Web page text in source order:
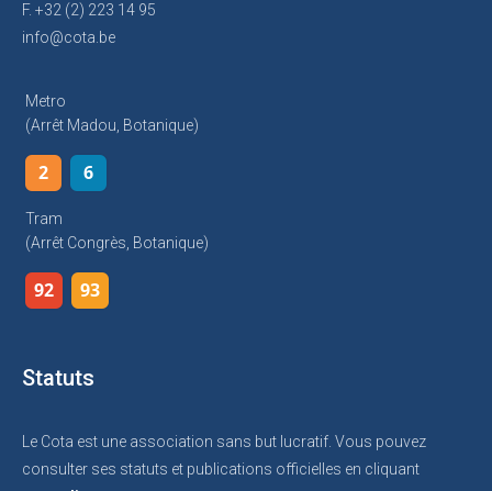
F. +32 (2) 223 14 95
info@cota.be
Metro
(arrêt Madou, Botanique)
2 6
Tram
(arrêt Congrès, Botanique)
92 93
Statuts
Le Cota est une association sans but lucratif. Vous pouvez
consulter ses statuts et publications officielles en cliquant